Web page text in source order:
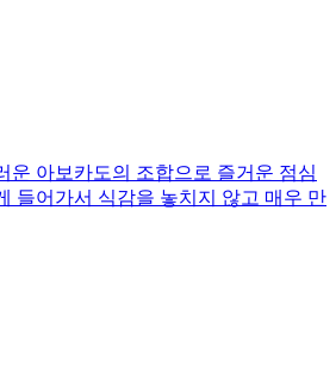
운 아보카도의 조합으로 즐거운 점심
들어가서 식감을 놓치지 않고 매우 만